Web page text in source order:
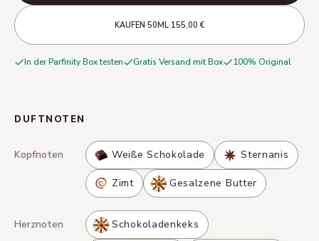
KAUFEN·50ML·155,00 €
In der Parfinity Box testen Gratis Versand mit Box 100% Original
DUFTNOTEN
Kopfnoten Weiße Schokolade Sternanis
Zimt Gesalzene Butter
Herznoten Schokoladenkeks